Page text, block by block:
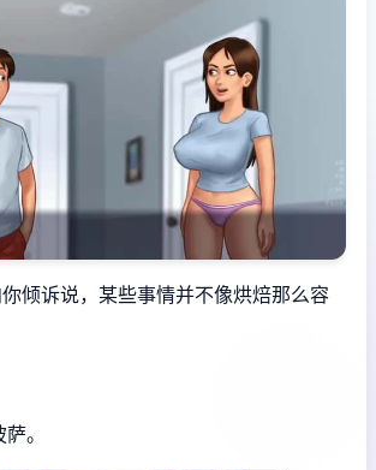
倾诉说，某些事情并不像烘焙那么容
。